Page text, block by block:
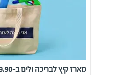
מארז קיץ לבריכה ולים ב-19.90 ₪ במקום 50 ₪